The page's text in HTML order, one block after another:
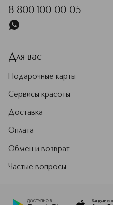
8-800-100-00-05
Для вас
Подарочные карты
Сервисы красоты
Доставка
Оплата
Обмен и возврат
Частые вопросы